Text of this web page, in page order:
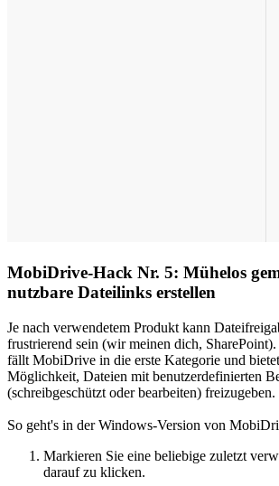
MobiDrive-Hack Nr. 5: Mühelos
nutzbare Dateilinks erstellen
Je nach verwendetem Produkt kann
frustrierend sein (wir meinen dich,
fällt MobiDrive in die erste Kategorie und
Möglichkeit, Dateien mit benutzerdefinierten
(schreibgeschützt oder bearbeiten) freizugeben.
So geht's in der Windows-Version von
Markieren Sie eine beliebige zuletzt
darauf zu klicken.